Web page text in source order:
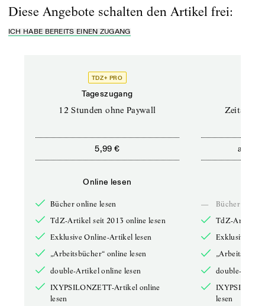
Diese Angebote schalten den Artikel frei:
ICH HABE BEREITS EINEN ZUGANG
TDZ+ PRO
Tageszugang
12 Stunden ohne Paywall
5,99 €
Online lesen
Bücher online lesen
TdZ-Artikel seit 2013 online lesen
Exklusive Online-Artikel lesen
„Arbeitsbücher“ online lesen
double-Artikel online lesen
IXYPSILONZETT-Artikel online
lesen
ab
—
Bücher online
TdZ-Artikel
Exklusive
double-
lesen